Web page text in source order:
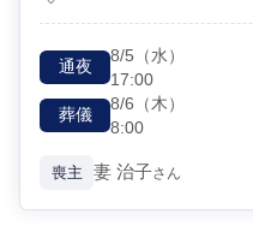
通夜
8/5 （水）
17:00
葬儀
8/6 （木）
8:00
喪主 妻 治子さん